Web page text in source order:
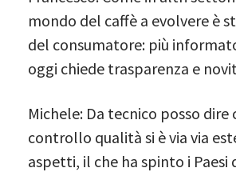
mondo del caffè a evolvere è
del consumatore: più
oggi chiede trasparenza e
Michele: Da tecnico posso dire
controllo qualità si è via via
aspetti, il che ha spinto i Paesi